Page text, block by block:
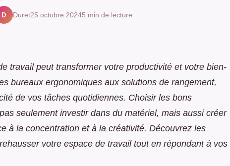
D Duret25 octobre 20245 min de lecture
travail peut transformer votre productivité et votre bien-
bureaux ergonomiques aux solutions de rangement,
de vos tâches quotidiennes. Choisir les bons
seulement investir dans du matériel, mais aussi créer
à la concentration et à la créativité. Découvrez les
votre espace de travail tout en répondant à vos